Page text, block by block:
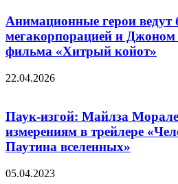
Анимационные герои ведут
мегакорпорацией и Джоном
фильма «Хитрый койот»
22.04.2026
Паук-изгой: Майлза
измерениям в трейлере
Паутина вселенных»
05.04.2023